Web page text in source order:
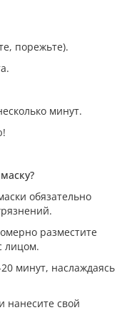
порежьте).
минут.
обязательно
разместите
лицом.
минут, наслаждаясь
нанесите свой